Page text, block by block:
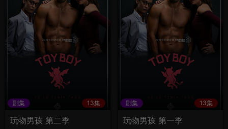
剧集 13集
玩物男孩 第二季
剧集 13集
玩物男孩 第一季